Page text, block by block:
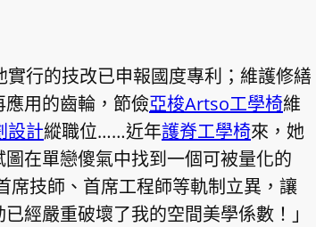
行的技改已申報國度專利；維護修繕
用的齒輪，節儉亞梭Artso工學椅維
設計縱職位……近年護脊工學椅來，她
在單戀傻氣中找到一個可被量化的
席技師、首席工程師等軌制立異，讓
經嚴重破壞了我的空間美學係數！」